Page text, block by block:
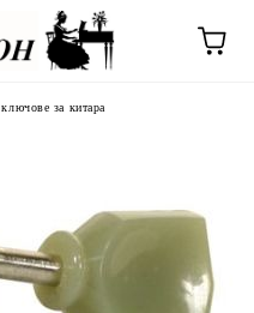
ключове за китара